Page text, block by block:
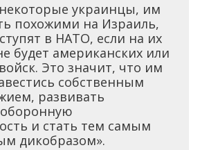
некоторые украинцы, им
похожими на Израиль,
в НАТО, если на их
будет американских или
Это значит, что им
собственным
развивать
и стать тем самым
дикобразом».